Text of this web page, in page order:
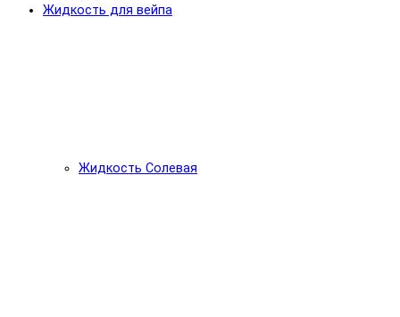
Жидкость для вейпа
Жидкость Солевая